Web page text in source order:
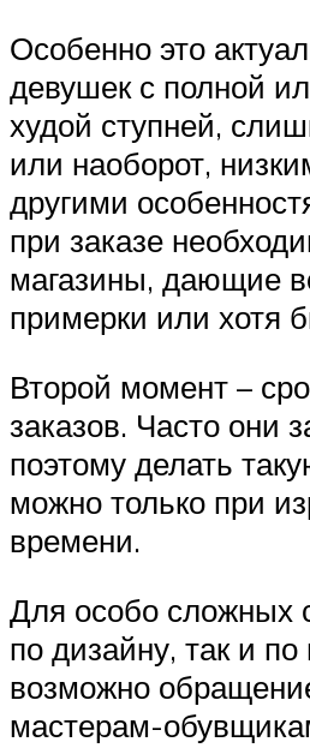
Особенно это
девушек с полной
худой ступней,
или наоборот,
другими
при заказе
магазины, дающие
примерки или хотя
Второй момент –
заказов. Часто они
поэтому делать
можно только при
времени.
Для особо сложных
по дизайну, так и
возможно
мастерам-